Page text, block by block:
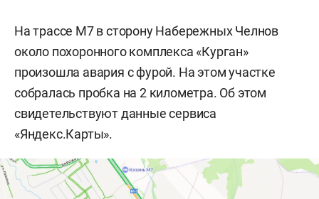
На трассе М7 в сторону Набережных Челнов
около похоронного комплекса «Курган»
произошла авария с фурой. На этом участке
собралась пробка на 2 километра. Об этом
свидетельствуют данные сервиса
«Яндекс.Карты».